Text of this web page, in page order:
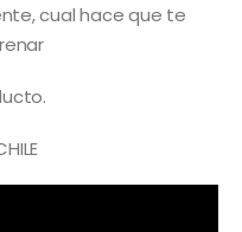
cual hace que te